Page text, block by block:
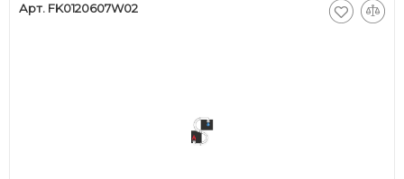
Арт. FK0120607W02